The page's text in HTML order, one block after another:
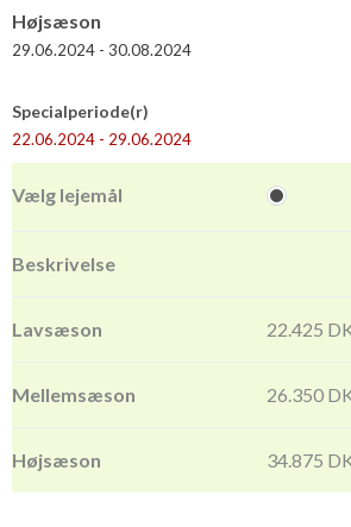
Højsæson
29.06.2024 - 30.08.2024
Specialperiode(r)
22.06.2024 - 29.06.2024
22.425
26.350
34.875